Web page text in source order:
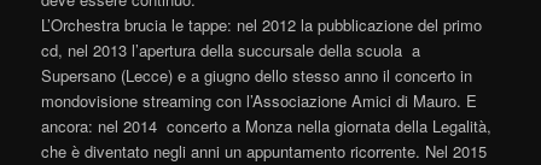
L’Orchestra brucia le tappe: nel 2012 la pubblicazione del primo
cd, nel 2013 l’apertura della succursale della scuola a
Supersano (Lecce) e a giugno dello stesso anno il concerto in
mondovisione streaming con l’Associazione Amici di Mauro. E
ancora: nel 2014 concerto a Monza nella giornata della Legalità,
che è diventato negli anni un appuntamento ricorrente. Nel 2015